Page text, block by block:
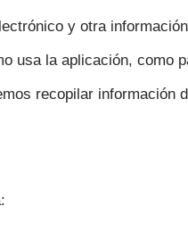
y otra
usa la aplicación, como
recopilar información